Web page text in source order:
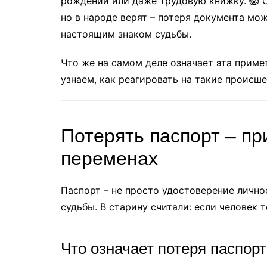
но в народе верят – потеря документа
настоящим знаком судьбы.
Что же на самом деле означает эта
узнаем, как реагировать на такие
Потерять паспорт –
переменах
Паспорт – не просто удостоверение
судьбы. В старину считали: если человек
Что означает потеря